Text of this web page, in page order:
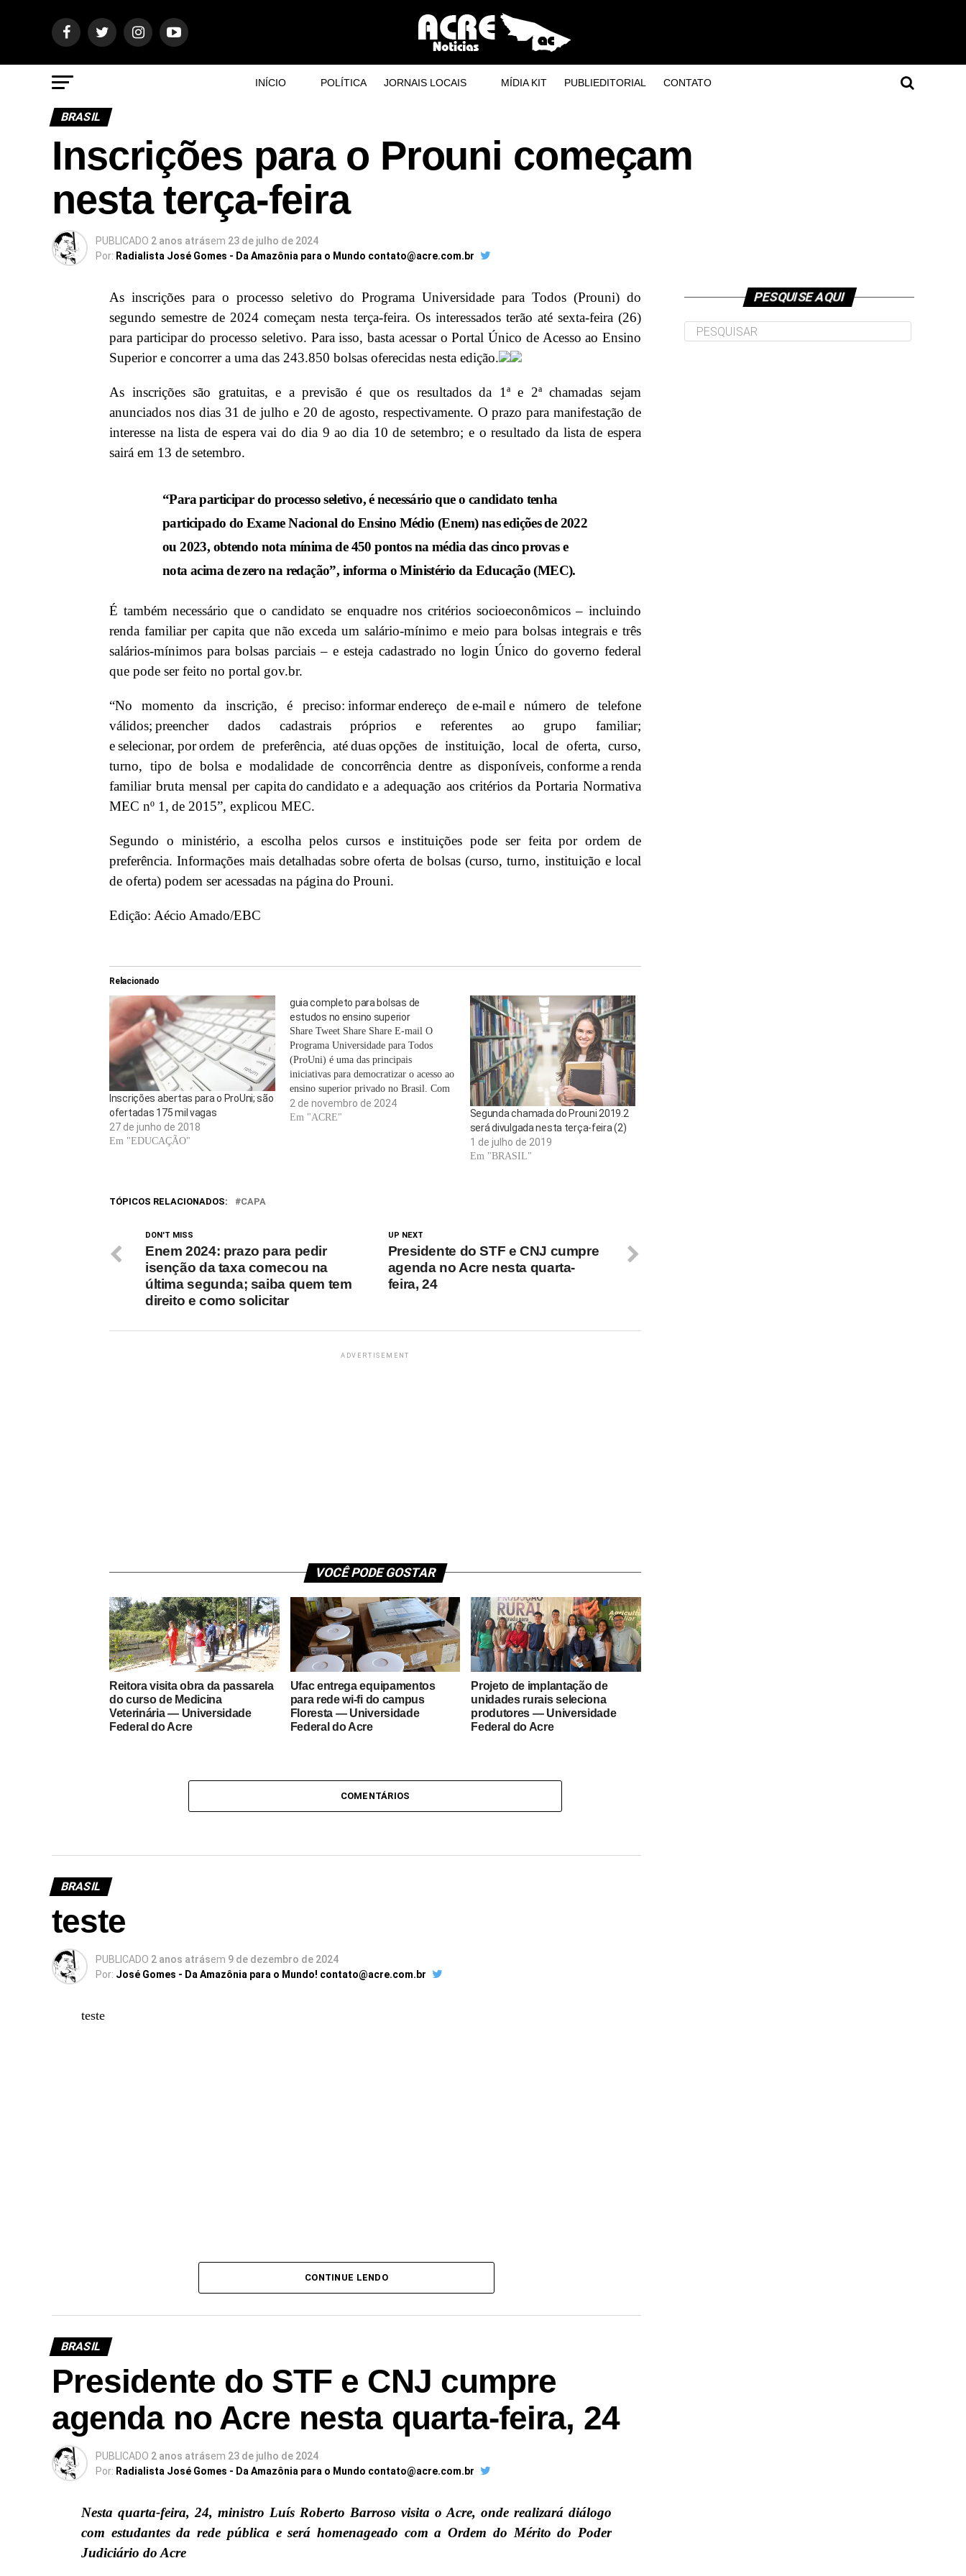
INÍCIO POLÍTICA JORNAIS LOCAIS MÍDIA KIT PUBLIEDITORIAL CONTATO
BRASIL
Inscrições para o Prouni começam
nesta terça-feira
PUBLICADO 2 anos atrásem 23 de julho de 2024
Por: Radialista José Gomes - Da Amazônia para o Mundo contato@acre.com.br
As inscrições para o processo seletivo do Programa Universidade para Todos (Prouni) do
segundo semestre de 2024 começam nesta terça-feira. Os interessados terão até sexta-feira (26)
para participar do processo seletivo. Para isso, basta acessar o Portal Único de Acesso ao Ensino
Superior e concorrer a uma das 243.850 bolsas oferecidas nesta edição.
As inscrições são gratuitas, e a previsão é que os resultados da 1ª e 2ª chamadas sejam
anunciados nos dias 31 de julho e 20 de agosto, respectivamente. O prazo para manifestação de
interesse na lista de espera vai do dia 9 ao dia 10 de setembro; e o resultado da lista de espera
sairá em 13 de setembro.
“Para participar do processo seletivo, é necessário que o candidato tenha
participado do Exame Nacional do Ensino Médio (Enem) nas edições de 2022
ou 2023, obtendo nota mínima de 450 pontos na média das cinco provas e
nota acima de zero na redação”, informa o Ministério da Educação (MEC).
É também necessário que o candidato se enquadre nos critérios socioeconômicos – incluindo
renda familiar per capita que não exceda um salário-mínimo e meio para bolsas integrais e três
salários-mínimos para bolsas parciais – e esteja cadastrado no login Único do governo federal
que pode ser feito no portal gov.br.
“No momento da inscrição, é preciso: informar endereço de e-mail e número de telefone
válidos; preencher dados cadastrais próprios e referentes ao grupo familiar;
e selecionar, por ordem de preferência, até duas opções de instituição, local de oferta, curso,
turno, tipo de bolsa e modalidade de concorrência dentre as disponíveis, conforme a renda
familiar bruta mensal per capita do candidato e a adequação aos critérios da Portaria Normativa
MEC nº 1, de 2015”, explicou MEC.
Segundo o ministério, a escolha pelos cursos e instituições pode ser feita por ordem de
preferência. Informações mais detalhadas sobre oferta de bolsas (curso, turno, instituição e local
de oferta) podem ser acessadas na página do Prouni.
Edição: Aécio Amado/EBC
Relacionado
Inscrições abertas para o ProUni; são
ofertadas 175 mil vagas
27 de junho de 2018
Em "EDUCAÇÃO"
guia completo para bolsas de
estudos no ensino superior
Share Tweet Share Share E-mail O
Programa Universidade para Todos
(ProUni) é uma das principais
iniciativas para democratizar o acesso ao
ensino superior privado no Brasil. Com
bolsas integrais e parciais, ele é voltado
para estudantes de baixa renda que
2 de novembro de 2024
Em "ACRE"
Segunda chamada do Prouni 2019.2
será divulgada nesta terça-feira (2)
1 de julho de 2019
Em "BRASIL"
TÓPICOS RELACIONADOS: CAPA
UP NEXT
Presidente do STF e CNJ cumpre
agenda no Acre nesta quarta-
feira, 24
DON'T MISS
Enem 2024: prazo para pedir
isenção da taxa comecou na
última segunda; saiba quem tem
direito e como solicitar
ADVERTISEMENT
VOCÊ PODE GOSTAR
Reitora visita obra da passarela
do curso de Medicina
Veterinária — Universidade
Federal do Acre
Ufac entrega equipamentos
para rede wi-fi do campus
Floresta — Universidade
Federal do Acre
Projeto de implantação de
unidades rurais seleciona
produtores — Universidade
Federal do Acre
COMENTÁRIOS
BRASIL
teste
PUBLICADO 2 anos atrásem 9 de dezembro de 2024
Por: José Gomes - Da Amazônia para o Mundo! contato@acre.com.br
teste
CONTINUE LENDO
BRASIL
Presidente do STF e CNJ cumpre
agenda no Acre nesta quarta-feira, 24
PUBLICADO 2 anos atrásem 23 de julho de 2024
Por: Radialista José Gomes - Da Amazônia para o Mundo contato@acre.com.br
Nesta quarta-feira, 24, ministro Luís Roberto Barroso visita o Acre, onde realizará diálogo
com estudantes da rede pública e será homenageado com a Ordem do Mérito do Poder
Judiciário do Acre
PESQUISE AQUI